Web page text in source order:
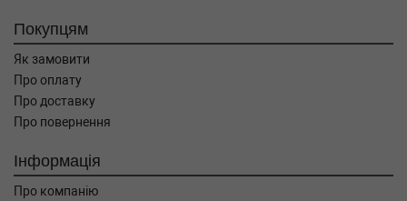
Покупцям
Як замовити
Про оплату
Про доставку
Про повернення
Інформація
Про компанію